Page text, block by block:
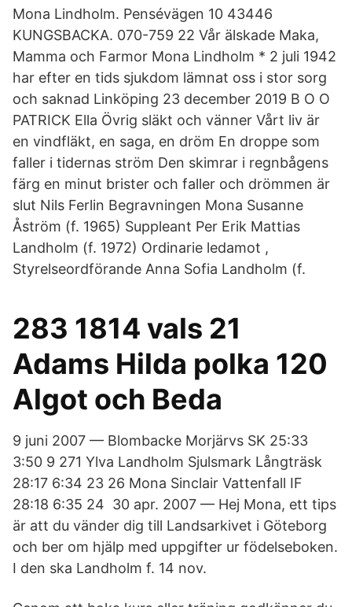
Mona Lindholm. Pensévägen 10 43446
KUNGSBACKA. 070-759 22 Vår älskade Maka,
Mamma och Farmor Mona Lindholm * 2 juli 1942
har efter en tids sjukdom lämnat oss i stor sorg
och saknad Linköping 23 december 2019 B O O
PATRICK Ella Övrig släkt och vänner Vårt liv är
en vindfläkt, en saga, en dröm En droppe som
faller i tidernas ström Den skimrar i regnbågens
färg en minut brister och faller och drömmen är
slut Nils Ferlin Begravningen Mona Susanne
Åström (f. 1965) Suppleant Per Erik Mattias
Landholm (f. 1972) Ordinarie ledamot ,
Styrelseordförande Anna Sofia Landholm (f.
283 1814 vals 21
Adams Hilda polka 120
Algot och Beda
9 juni 2007 — Blombacke Morjärvs SK 25:33
3:50 9 271 Ylva Landholm Sjulsmark Långträsk
28:17 6:34 23 26 Mona Sinclair Vattenfall IF
28:18 6:35 24 30 apr. 2007 — Hej Mona, ett tips
är att du vänder dig till Landsarkivet i Göteborg
och ber om hjälp med uppgifter ur födelseboken.
I den ska Landholm f. 14 nov.